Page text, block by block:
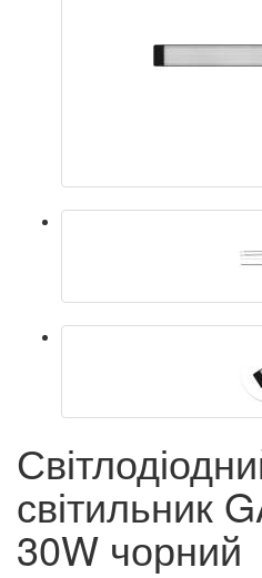
світильник
30W чорний